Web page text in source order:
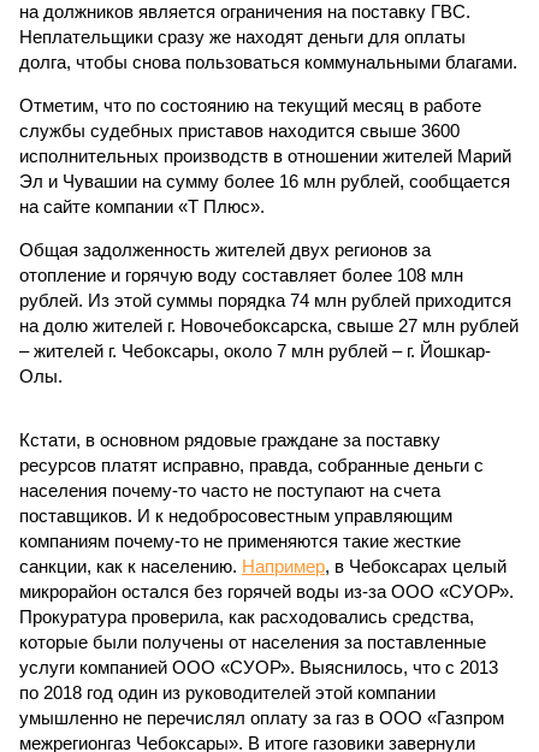
на должников является ограничения на поставку ГВС.
Неплательщики сразу же находят деньги для оплаты
долга, чтобы снова пользоваться коммунальными благами.
Отметим, что по состоянию на текущий месяц в работе
службы судебных приставов находится свыше 3600
исполнительных производств в отношении жителей Марий
Эл и Чувашии на сумму более 16 млн рублей, сообщается
на сайте компании «Т Плюс».
Общая задолженность жителей двух регионов за
отопление и горячую воду составляет более 108 млн
рублей. Из этой суммы порядка 74 млн рублей приходится
на долю жителей г. Новочебоксарска, свыше 27 млн рублей
– жителей г. Чебоксары, около 7 млн рублей – г. Йошкар-
Олы.
Кстати, в основном рядовые граждане за поставку
ресурсов платят исправно, правда, собранные деньги с
населения почему-то часто не поступают на счета
поставщиков. И к недобросовестным управляющим
компаниям почему-то не применяются такие жесткие
санкции, как к населению. Например, в Чебоксарах целый
микрорайон остался без горячей воды из-за ООО «СУОР».
Прокуратура проверила, как расходовались средства,
которые были получены от населения за поставленные
услуги компанией ООО «СУОР». Выяснилось, что с 2013
по 2018 год один из руководителей этой компании
умышленно не перечислял оплату за газ в ООО «Газпром
межрегионгаз Чебоксары». В итоге газовики завернули